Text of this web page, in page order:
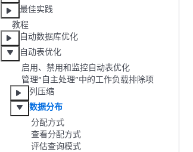
最佳实践
教程
自动数据库优化
自动表优化
启用、禁用和监控自动表优化
管理“自主处理”中的工作负载排除项
列压缩
数据分布
分配方式
查看分配方式
评估查询模式